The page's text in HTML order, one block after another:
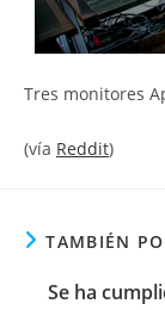
Tres monitores
(vía Reddit)
TAMBIÉN
Se ha